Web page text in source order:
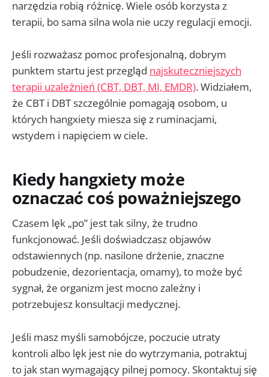
narzędzia robią różnicę. Wiele osób korzysta z
terapii, bo sama silna wola nie uczy regulacji emocji.
Jeśli rozważasz pomoc profesjonalną, dobrym
punktem startu jest przegląd najskuteczniejszych
terapii uzależnień (CBT, DBT, MI, EMDR). Widziałem,
że CBT i DBT szczególnie pomagają osobom, u
których hangxiety miesza się z ruminacjami,
wstydem i napięciem w ciele.
Kiedy hangxiety może
oznaczać coś poważniejszego
Czasem lęk „po” jest tak silny, że trudno
funkcjonować. Jeśli doświadczasz objawów
odstawiennych (np. nasilone drżenie, znaczne
pobudzenie, dezorientacja, omamy), to może być
sygnał, że organizm jest mocno zależny i
potrzebujesz konsultacji medycznej.
Jeśli masz myśli samobójcze, poczucie utraty
kontroli albo lęk jest nie do wytrzymania, potraktuj
to jak stan wymagający pilnej pomocy. Skontaktuj się